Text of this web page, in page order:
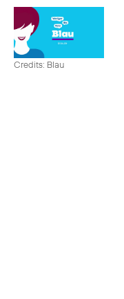
Credits: Blau